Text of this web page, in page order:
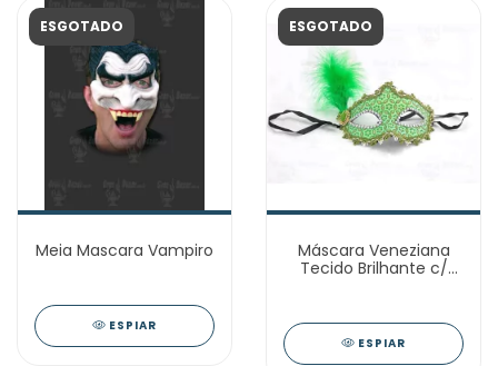
ESGOTADO
Meia Mascara Vampiro
ESPIAR
ESGOTADO
Máscara Veneziana
Tecido Brilhante c/
ESPIAR